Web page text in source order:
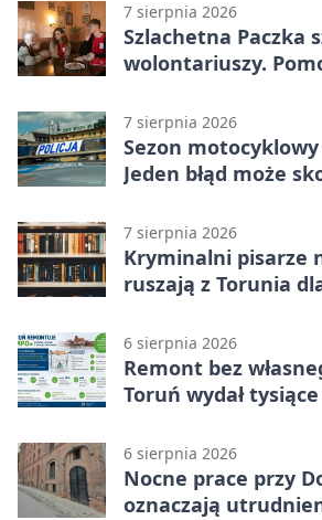
7 sierpnia 2026
Szlachetna Paczka
wolontariuszy.
7 sierpnia 2026
Sezon
Jeden błąd może
7 sierpnia 2026
Kryminalni pisarze
ruszają z Torunia
6 sierpnia 2026
Remont bez
Toruń wydał
6 sierpnia 2026
Nocne prace przy
oznaczają